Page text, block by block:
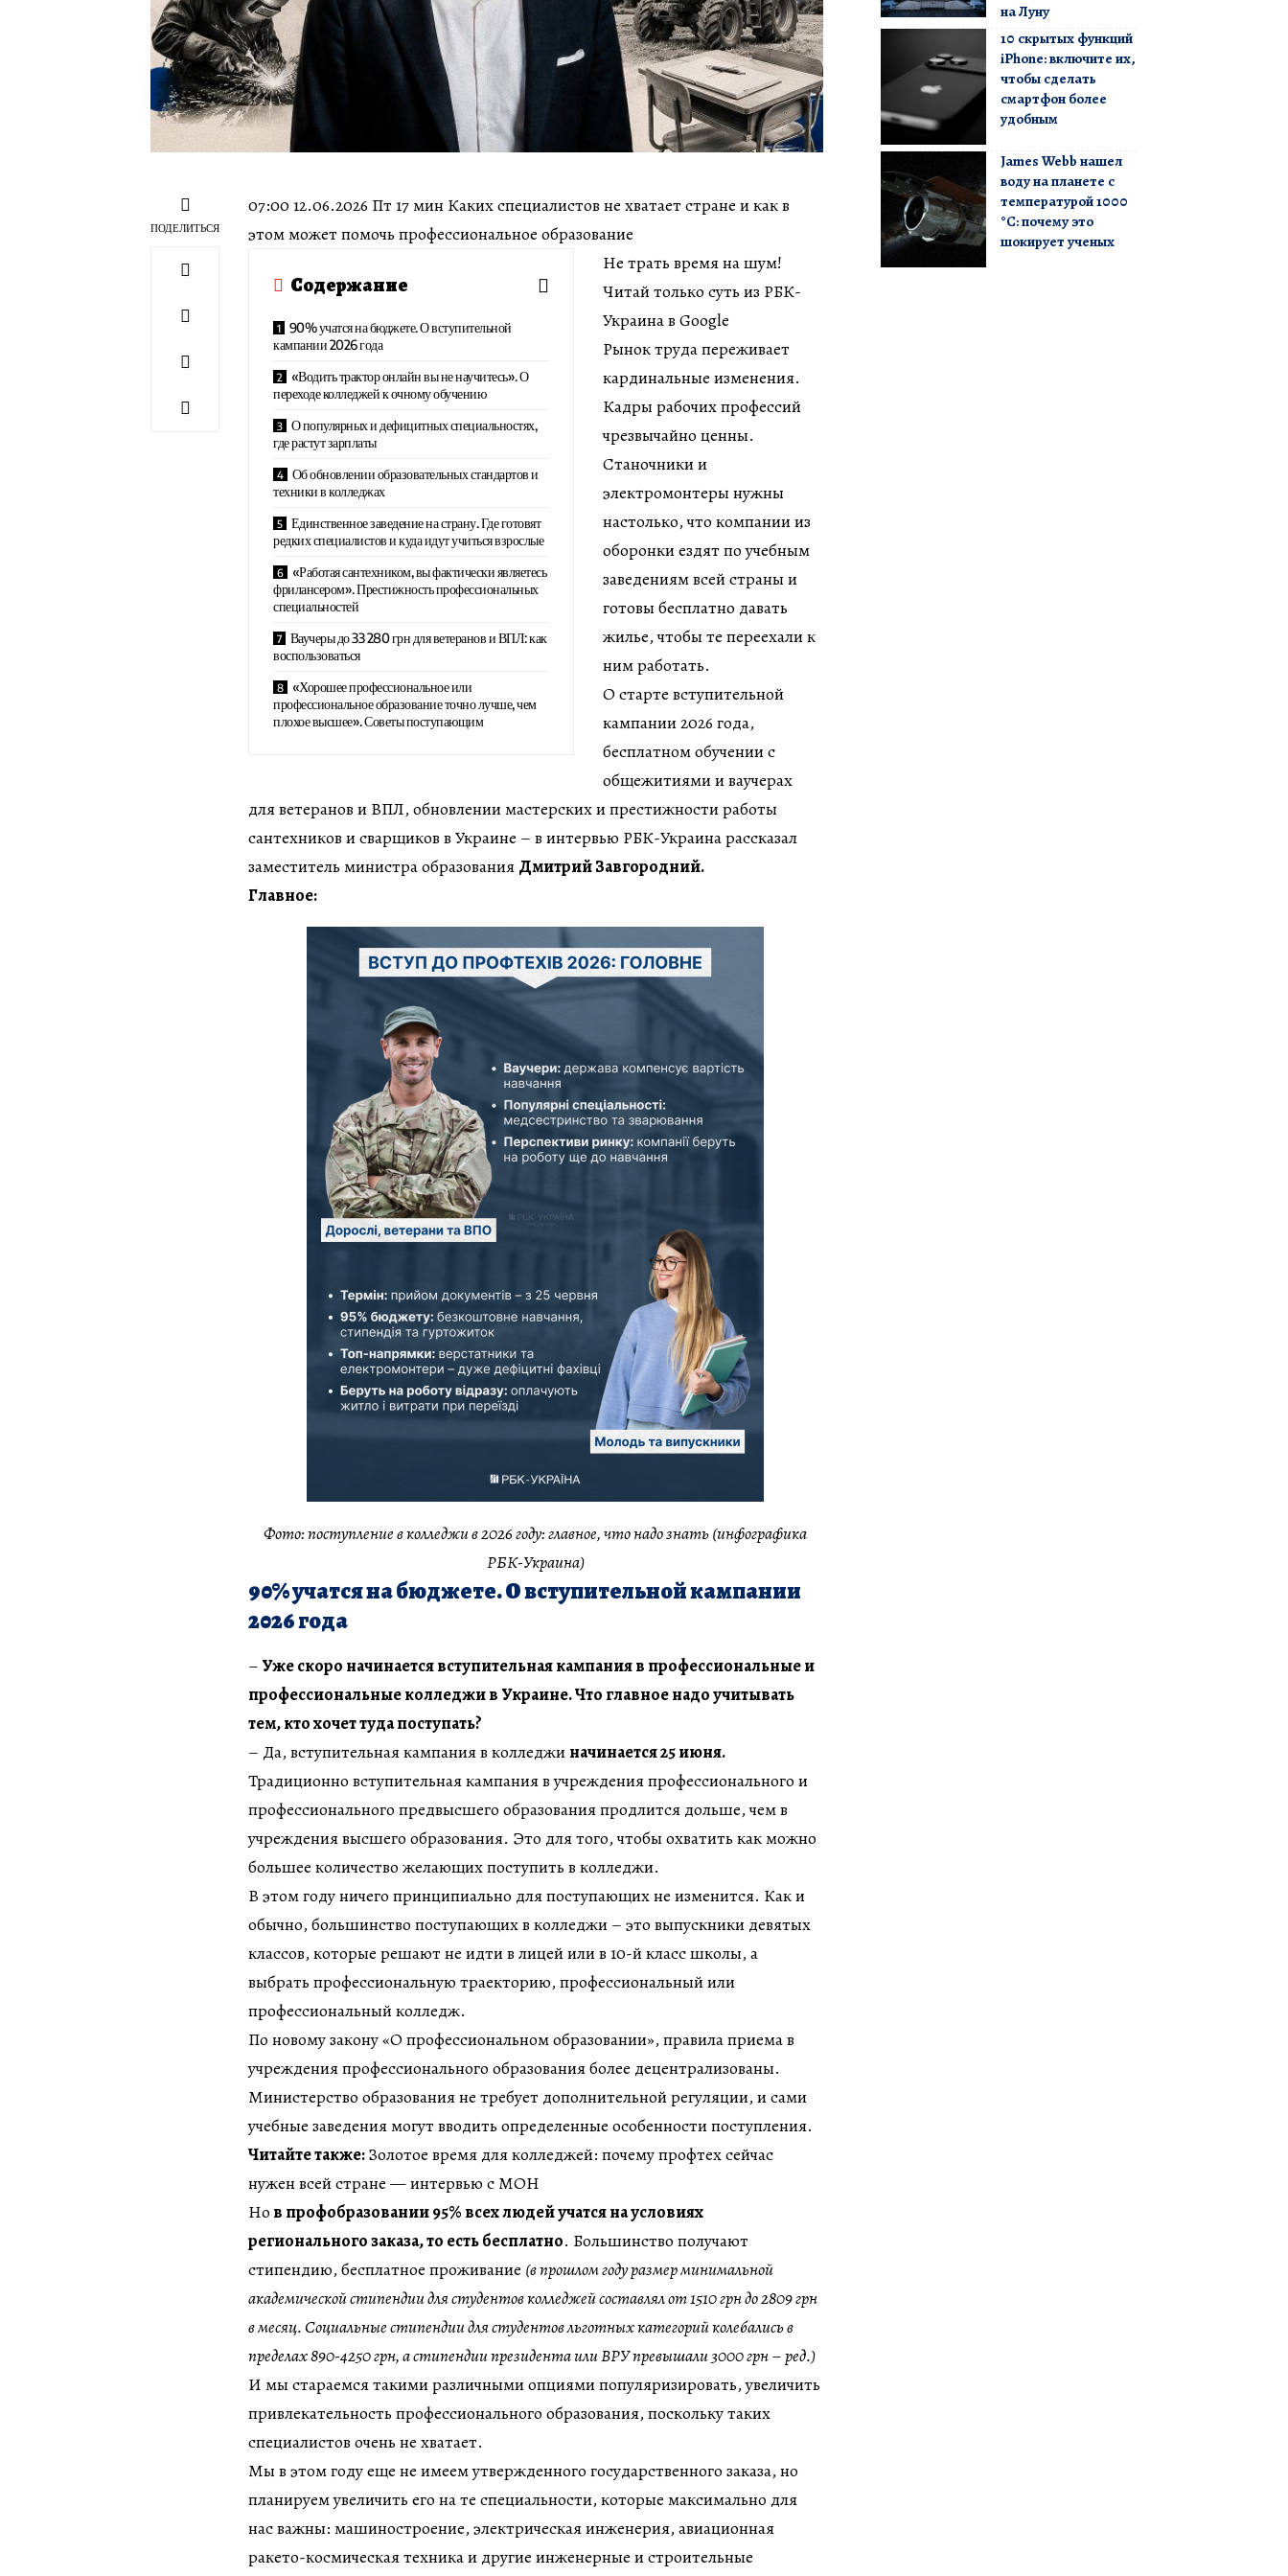
ПОДЕЛИТЬСЯ
07:00 12.06.2026 Пт 17 мин Каких специалистов не хватает стране и как в
этом может помочь профессиональное образование
Содержание
90% учатся на бюджете. О вступительной
кампании 2026 года
«Водить трактор онлайн вы не научитесь». О
переходе колледжей к очному обучению
О популярных и дефицитных специальностях,
где растут зарплаты
Об обновлении образовательных стандартов и
техники в колледжах
Единственное заведение на страну. Где готовят
редких специалистов и куда идут учиться взрослые
«Работая сантехником, вы фактически являетесь
фрилансером». Престижность профессиональных
специальностей
Ваучеры до 33 280 грн для ветеранов и ВПЛ: как
воспользоваться
«Хорошее профессиональное или
профессиональное образование точно лучше, чем
плохое высшее». Советы поступающим
Не трать время на шум!
Читай только суть из РБК-
Украина в Google
Рынок труда переживает
кардинальные изменения.
Кадры рабочих профессий
чрезвычайно ценны.
Станочники и
электромонтеры нужны
настолько, что компании из
оборонки ездят по учебным
заведениям всей страны и
готовы бесплатно давать
жилье, чтобы те переехали к
ним работать.
О старте вступительной
кампании 2026 года,
бесплатном обучении с
общежитиями и ваучерах
для ветеранов и ВПЛ, обновлении мастерских и престижности работы
сантехников и сварщиков в Украине – в интервью РБК-Украина рассказал
заместитель министра образования Дмитрий Завгородний.
Главное:
Фото: поступление в колледжи в 2026 году: главное, что надо знать (инфографика
РБК-Украина)
90% учатся на бюджете. О вступительной кампании
2026 года
– Уже скоро начинается вступительная кампания в профессиональные и
профессиональные колледжи в Украине. Что главное надо учитывать
тем, кто хочет туда поступать?
– Да, вступительная кампания в колледжи начинается 25 июня.
Традиционно вступительная кампания в учреждения профессионального и
профессионального предвысшего образования продлится дольше, чем в
учреждения высшего образования. Это для того, чтобы охватить как можно
большее количество желающих поступить в колледжи.
В этом году ничего принципиально для поступающих не изменится. Как и
обычно, большинство поступающих в колледжи – это выпускники девятых
классов, которые решают не идти в лицей или в 10-й класс школы, а
выбрать профессиональную траекторию, профессиональный или
профессиональный колледж.
По новому закону «О профессиональном образовании», правила приема в
учреждения профессионального образования более децентрализованы.
Министерство образования не требует дополнительной регуляции, и сами
учебные заведения могут вводить определенные особенности поступления.
Читайте также:Золотое время для колледжей: почему профтех сейчас
нужен всей стране — интервью с МОН
Но в профобразовании 95% всех людей учатся на условиях
регионального заказа, то есть бесплатно. Большинство получают
стипендию, бесплатное проживание (в прошлом году размер минимальной
академической стипендии для студентов колледжей составлял от 1510 грн до 2809 грн
в месяц. Социальные стипендии для студентов льготных категорий колебались в
пределах 890-4250 грн, а стипендии президента или ВРУ превышали 3000 грн–ред.)
И мы стараемся такими различными опциями популяризировать, увеличить
привлекательность профессионального образования, поскольку таких
специалистов очень не хватает.
Мы в этом году еще не имеем утвержденного государственного заказа, но
планируем увеличить его на те специальности, которые максимально для
нас важны: машиностроение, электрическая инженерия, авиационная
ракето-космическая техника и другие инженерные и строительные
на Луну
10 скрытых функций
iPhone: включите их,
чтобы сделать
смартфон более
удобным
James Webb нашел
воду на планете с
температурой 1000
°C: почему это
шокирует ученых